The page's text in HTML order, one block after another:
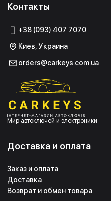
Контакты
+38 (093) 407 7070
Киев, Украина
orders@carkeys.com.ua
Мир автоключей и электроники
Доставка и оплата
Заказ и оплата
Доставка
Возврат и обмен товара